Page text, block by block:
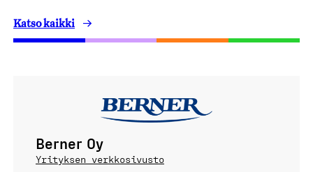
Katso kaikki
Berner Oy
Yrityksen verkkosivusto